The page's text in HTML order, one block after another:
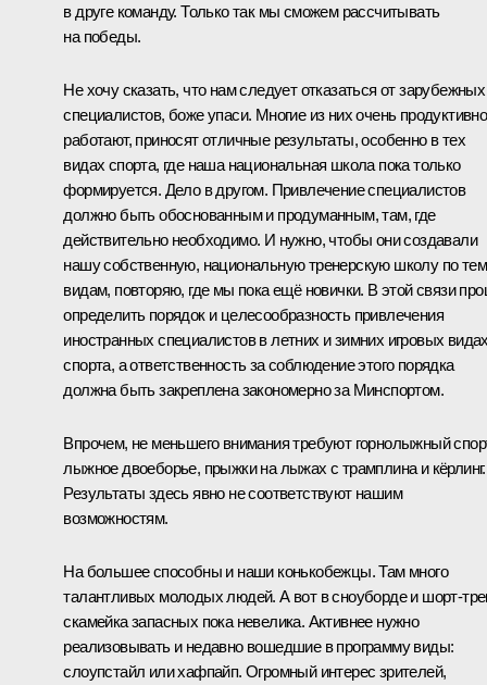
в друге команду. Только так мы сможем рассчитывать
на победы.
Не хочу сказать, что нам следует отказаться от зарубежных
специалистов, боже упаси. Многие из них очень продуктивно
работают, приносят отличные результаты, особенно в тех
видах спорта, где наша национальная школа пока только
формируется. Дело в другом. Привлечение специалистов
должно быть обоснованным и продуманным, там, где
действительно необходимо. И нужно, чтобы они создавали
нашу собственную, национальную тренерскую школу по тем
видам, повторяю, где мы пока ещё новички. В этой связи
определить порядок и целесообразность привлечения
иностранных специалистов в летних и зимних игровых
спорта, а ответственность за соблюдение этого порядка
должна быть закреплена закономерно за Минспортом.
Впрочем, не меньшего внимания требуют горнолыжный
лыжное двоеборье, прыжки на лыжах с трамплина и кёрлинг.
Результаты здесь явно не соответствуют нашим
возможностям.
На большее способны и наши конькобежцы. Там много
талантливых молодых людей. А вот в сноуборде и шорт-
скамейка запасных пока невелика. Активнее нужно
реализовывать и недавно вошедшие в программу виды:
слоупстайл или хафпайп. Огромный интерес зрителей,